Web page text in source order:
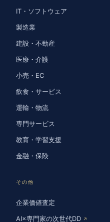
IT・ソフトウェア
製造業
建設・不動産
医療・介護
小売・EC
飲食・サービス
運輸・物流
専門サービス
教育・学習支援
金融・保険
その他
企業価値査定
AI×専門家の次世代DD ↗